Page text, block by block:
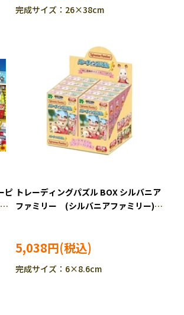
完成サイズ：26×38cm
ピ トレーディングパズル BOX シルバニア
ファミリー (シルバニアファミリー)
5,038円
完成サイズ：6×8.6cm